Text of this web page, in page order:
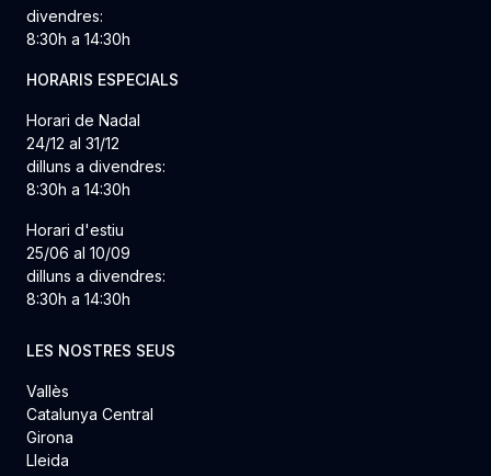
divendres:
8:30h a 14:30h
HORARIS ESPECIALS
Horari de Nadal
24/12 al 31/12
dilluns a divendres:
8:30h a 14:30h
Horari d'estiu
25/06 al 10/09
dilluns a divendres:
8:30h a 14:30h
LES NOSTRES SEUS
Vallès
Catalunya Central
Girona
Lleida